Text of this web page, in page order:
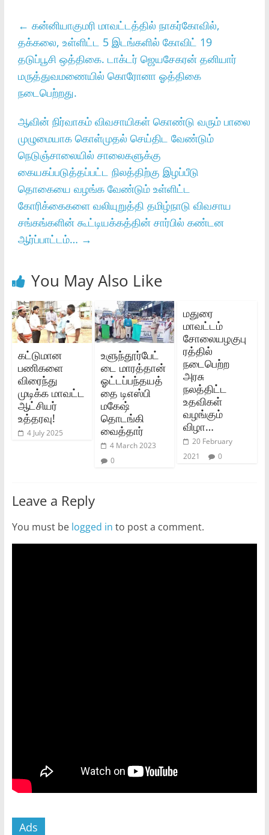
← கன்னியாகுமரி மாவட்டத்தில் நாகர்கோவில்,
தக்கலை, உள்ளிட்ட 5 இடங்களில் கோவிட் 19
தடுப்பூசி ஒத்திகை. டாக்டர் ஜெயசேகரன் தனியார்
மருத்துவமணையில் கொரோனா ஓத்திகை
நடைபெற்றது.
ஆவின் நிர்வாகம் விவசாயிகள் கொண்டு வரும் பாலை
முழுமையாக கொள்முதல் செய்திட வேண்டும்
நெடுஞ்சாலையில் சாலைகளுக்கு
கையகப்படுத்தப்பட்ட நிலத்திற்கு இழப்பீடு
தொகையை வழங்க வேண்டும் உள்ளிட்ட
கோரிக்கைகளை வலியுறுத்தி தமிழ்நாடு விவசாய
சங்கங்களின் கூட்டியக்கத்தின் சார்பில் கண்டன
ஆர்ப்பாட்டம்… →
You May Also Like
கட்டுமான
பணிகளை
விரைந்து
முடிக்க மாவட்ட
ஆட்சியர்
உத்தரவு!
4 July 2025
உளுந்தூர்பேட்
டை மாரத்தான்
ஓட்டப்பந்தயத்
தை டிஎஸ்பி
மகேஷ்
தொடங்கி
வைத்தார்
4 March 2023
0
மதுரை
மாவட்டம்‌
சோலையழகுபு
ரத்தில்‌
நடைபெற்ற
அரசு
நலத்திட்ட
உதவிகள்‌
வழங்கும்‌
விழா…
20 February
2021
0
Leave a Reply
You must be logged in to post a comment.
Ads